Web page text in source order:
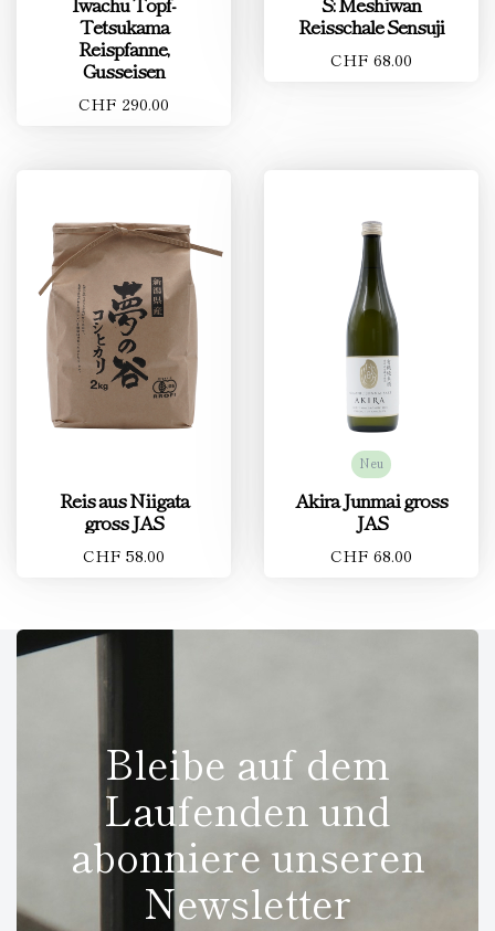
Tetsukama
Reispfanne,
Gusseisen
CHF 290.00
Reisschale Sensuji
CHF 68.00
Reis aus Niigata
gross JAS
CHF 58.00
Neu
Akira Junmai gross
JAS
CHF 68.00
Bleibe auf dem
Laufenden und
abonniere unseren
Newsletter